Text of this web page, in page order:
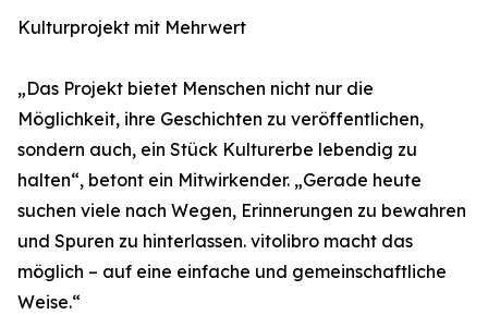
Kulturprojekt mit Mehrwert
„Das Projekt bietet Menschen nicht nur die
Möglichkeit, ihre Geschichten zu veröffentlichen,
sondern auch, ein Stück Kulturerbe lebendig zu
halten“, betont ein Mitwirkender. „Gerade heute
suchen viele nach Wegen, Erinnerungen zu bewahren
und Spuren zu hinterlassen. vitolibro macht das
möglich – auf eine einfache und gemeinschaftliche
Weise.“